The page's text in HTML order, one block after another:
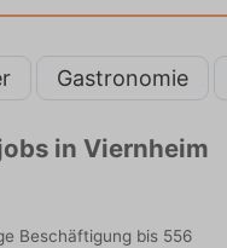
Gastronomie
in Viernheim
Beschäftigung bis 556